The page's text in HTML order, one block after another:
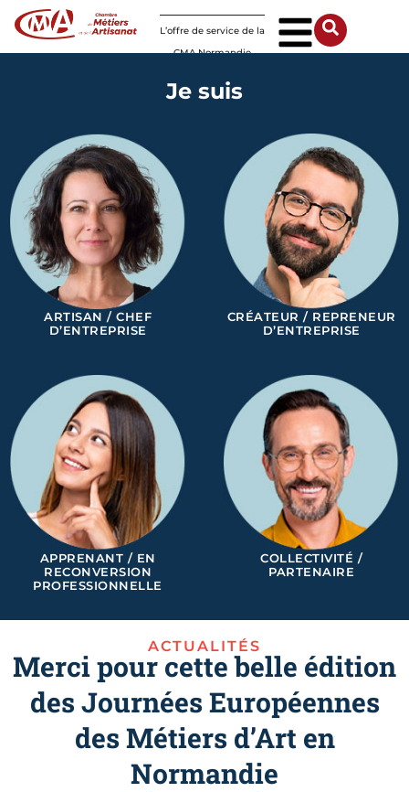
L’offre de service de la
CMA Normandie
Je suis
ARTISAN / CHEF
D’ENTREPRISE
CRÉATEUR / REPRENEUR
D’ENTREPRISE
APPRENANT / EN
RECONVERSION
PROFESSIONNELLE
COLLECTIVITÉ /
PARTENAIRE
ACTUALITÉS
Merci pour cette belle édition
des Journées Européennes
des Métiers d’Art en
Normandie
Panneau de gestion des cookies